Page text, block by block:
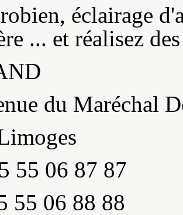
éclairage
... et réalisez
du Maréchal
55 06 87 87
55 06 88 88